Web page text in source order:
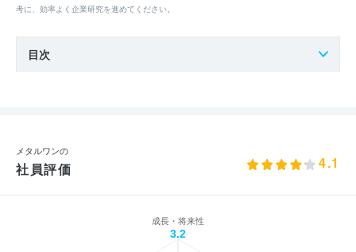
考に、効率よく企業研究を進めてください。
目次
メタルワンの
社員評価 4.1
成長・将来性
3.2